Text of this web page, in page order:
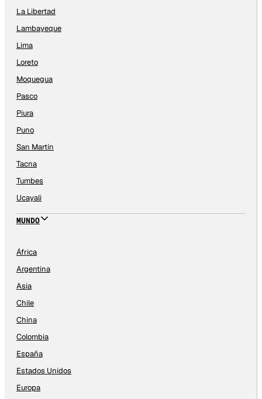
La Libertad
Lambayeque
Lima
Loreto
Moquegua
Pasco
Piura
Puno
San Martín
Tacna
Tumbes
Ucayali
MUNDO
África
Argentina
Asia
Chile
China
Colombia
España
Estados Unidos
Europa